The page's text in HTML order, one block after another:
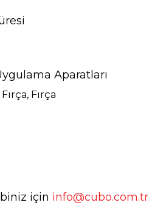
Aparatları
Fırça
için info@cubo.com.tr